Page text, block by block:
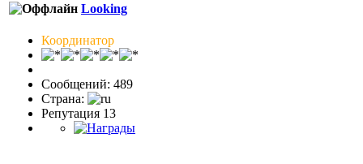
Looking
Координатор
Сообщений: 489
Страна:
Репутация 13